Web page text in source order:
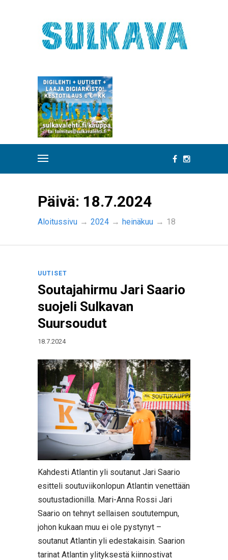
Päivä: 18.7.2024
Aloitussivu → 2024 → heinäkuu → 18
UUTISET
Soutajahirmu Jari Saario
suojeli Sulkavan
Suursoudut
18.7.2024
Kahdesti Atlantin yli soutanut Jari Saario
esitteli soutuviikonlopun Atlantin venettään
soutustadionilla. Mari-Anna Rossi Jari
Saario on tehnyt sellaisen soututempun,
johon kukaan muu ei ole pystynyt –
soutanut Atlantin yli edestakaisin. Saarion
tarinat Atlantin ylityksestä kiinnostivat